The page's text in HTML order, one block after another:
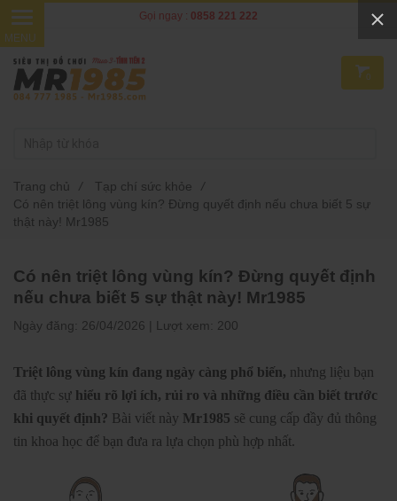
Có nên triệt lông vùng kín? Đừng quyết định
nếu chưa biết 5 sự thật này! Mr1985
Ngày đăng: 26/04/2026 | Lượt xem: 200
Triệt lông vùng kín đang ngày càng phổ biến, nhưng liệu bạn
đã thực sự hiểu rõ lợi ích, rủi ro và những điều cần biết trước
khi quyết định? Bài viết này Mr1985 sẽ cung cấp đầy đủ thông
tin khoa học để bạn đưa ra lựa chọn phù hợp nhất.
Trang chủ / Tạp chí sức khỏe
/
Có nên triệt lông vùng kín? Đừng quyết định nếu chưa biết 5 sự
thật này! Mr1985
Gọi ngay : 0858 221 222
0